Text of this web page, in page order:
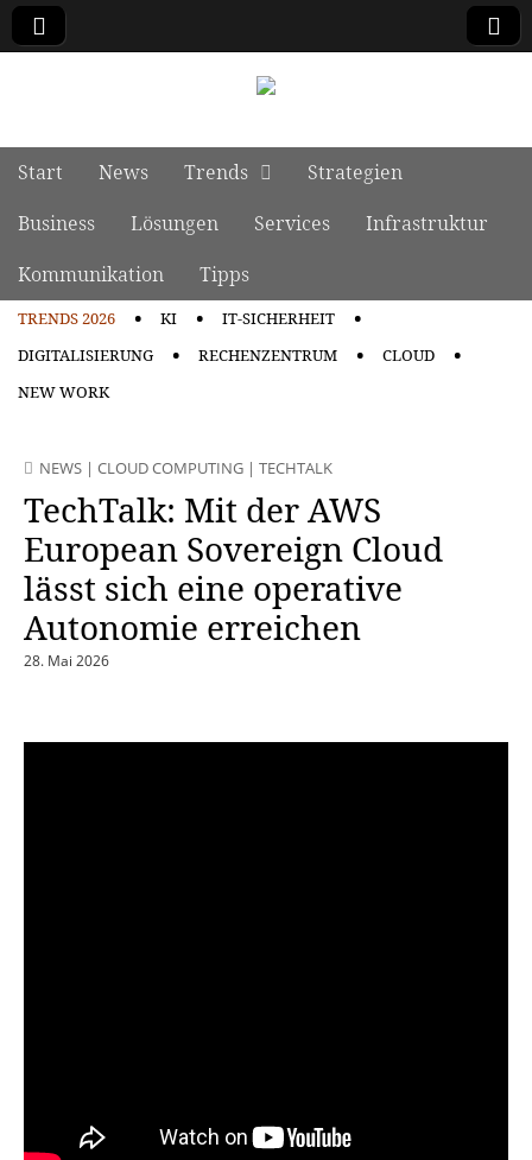
Main menu
Skip to content
Start News Trends
Strategien
Business
Lösungen Services
Infrastruktur
Kommunikation
Tipps
TRENDS 2026 KI
IT-SICHERHEIT
DIGITALISIERUNG
RECHENZENTRUM
CLOUD
NEW WORK
NEWS | CLOUD COMPUTING | TECHTALK
TechTalk: Mit der AWS
European Sovereign Cloud
lässt sich eine operative
Autonomie erreichen
28. Mai 2026